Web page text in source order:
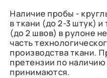
Наличие пробы -
в ткани (до 2-3 штук)
(до 2 швов) в рулоне
часть
производства ткани.
претензии по
принимаются.